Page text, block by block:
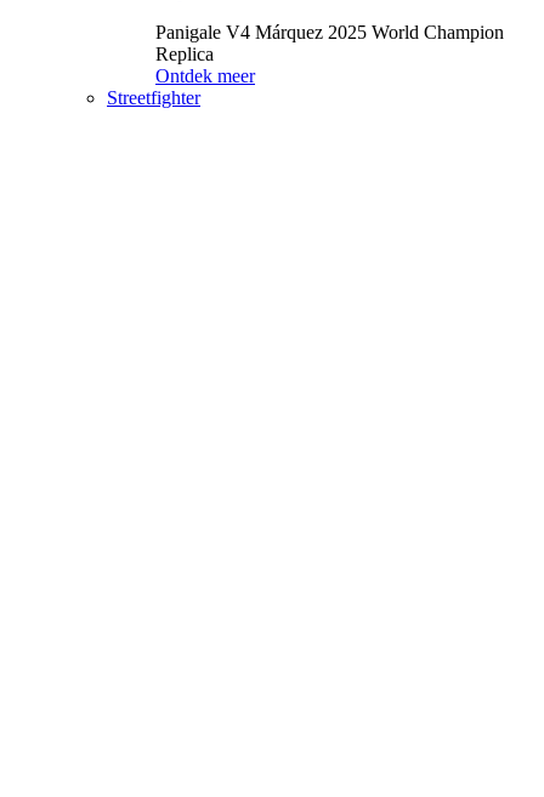
Panigale V4 Márquez 2025 World Champion
Replica
Ontdek meer
Streetfighter